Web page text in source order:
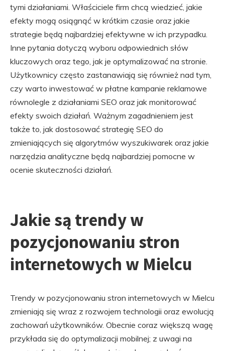
tymi działaniami. Właściciele firm chcą wiedzieć, jakie
efekty mogą osiągnąć w krótkim czasie oraz jakie
strategie będą najbardziej efektywne w ich przypadku.
Inne pytania dotyczą wyboru odpowiednich słów
kluczowych oraz tego, jak je optymalizować na stronie.
Użytkownicy często zastanawiają się również nad tym,
czy warto inwestować w płatne kampanie reklamowe
równolegle z działaniami SEO oraz jak monitorować
efekty swoich działań. Ważnym zagadnieniem jest
także to, jak dostosować strategię SEO do
zmieniających się algorytmów wyszukiwarek oraz jakie
narzędzia analityczne będą najbardziej pomocne w
ocenie skuteczności działań.
Jakie są trendy w
pozycjonowaniu stron
internetowych w Mielcu
Trendy w pozycjonowaniu stron internetowych w Mielcu
zmieniają się wraz z rozwojem technologii oraz ewolucją
zachowań użytkowników. Obecnie coraz większą wagę
przykłada się do optymalizacji mobilnej; z uwagi na